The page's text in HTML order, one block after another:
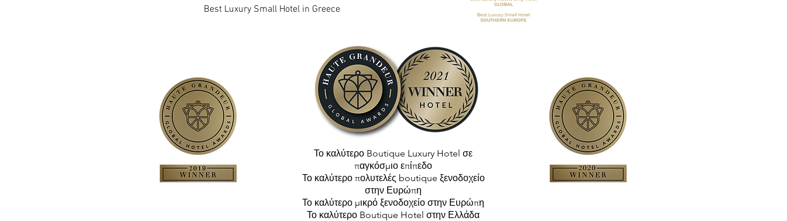
Best Luxury Small Hotel in Greece
Το καλύτερο Boutique Luxury Hotel σε
παγκόσμιο επίπεδο
Το καλύτερο πολυτελές boutique ξενοδοχείο
στην Ευρώπη
Το καλύτερο μικρό ξενοδοχείο στην Ευρώπη
Το καλύτερο Boutique Hotel στην Ελλάδα